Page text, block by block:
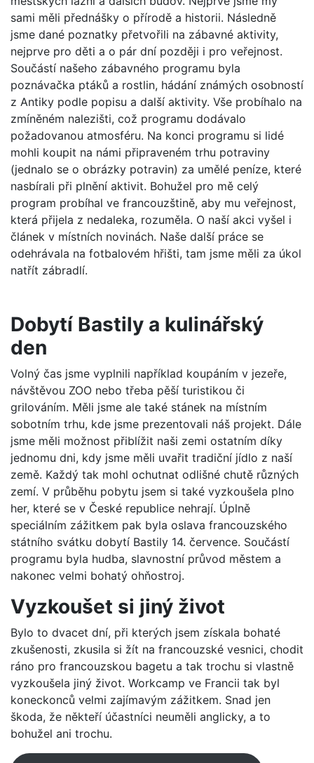
sami měli přednášky o přírodě a historii. Následně
jsme dané poznatky přetvořili na zábavné aktivity,
nejprve pro děti a o pár dní později i pro veřejnost.
Součástí našeho zábavného programu byla
poznávačka ptáků a rostlin, hádání známých osobností
z Antiky podle popisu a další aktivity. Vše probíhalo na
zmíněném nalezišti, což programu dodávalo
požadovanou atmosféru. Na konci programu si lidé
mohli koupit na námi připraveném trhu potraviny
(jednalo se o obrázky potravin) za umělé peníze, které
nasbírali při plnění aktivit. Bohužel pro mě celý
program probíhal ve francouzštině, aby mu veřejnost,
která přijela z nedaleka, rozuměla. O naší akci vyšel i
článek v místních novinách. Naše další práce se
odehrávala na fotbalovém hřišti, tam jsme měli za úkol
natřít zábradlí.
Dobytí Bastily a kulinářský
den
Volný čas jsme vyplnili například koupáním v jezeře,
návštěvou ZOO nebo třeba pěší turistikou či
grilováním. Měli jsme ale také stánek na místním
sobotním trhu, kde jsme prezentovali náš projekt. Dále
jsme měli možnost přiblížit naši zemi ostatním díky
jednomu dni, kdy jsme měli uvařit tradiční jídlo z naší
země. Každý tak mohl ochutnat odlišné chutě různých
zemí. V průběhu pobytu jsem si také vyzkoušela plno
her, které se v České republice nehrají. Úplně
speciálním zážitkem pak byla oslava francouzského
státního svátku dobytí Bastily 14. července. Součástí
programu byla hudba, slavnostní průvod městem a
nakonec velmi bohatý ohňostroj.
Vyzkoušet si jiný život
Bylo to dvacet dní, při kterých jsem získala bohaté
zkušenosti, zkusila si žít na francouzské vesnici, chodit
ráno pro francouzskou bagetu a tak trochu si vlastně
vyzkoušela jiný život. Workcamp ve Francii tak byl
koneckonců velmi zajímavým zážitkem. Snad jen
škoda, že někteří účastníci neuměli anglicky, a to
bohužel ani trochu.